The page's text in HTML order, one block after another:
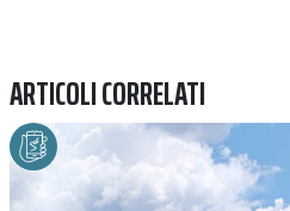
ARTICOLI CORRELATI